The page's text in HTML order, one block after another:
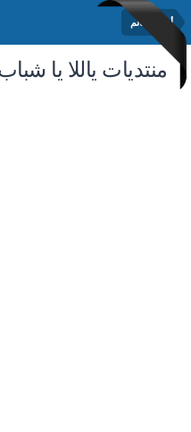
أخبار العالم
منتديات ياللا يا شباب